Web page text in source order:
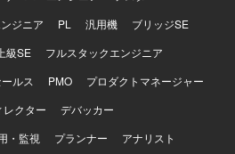
ジニア PL 汎用機
ブリッジSE
上級SE
フルスタックエンジニア
ルス PMO
プロダクトマネージャー
クター
デバッカー
・監視 プランナー
アナリスト